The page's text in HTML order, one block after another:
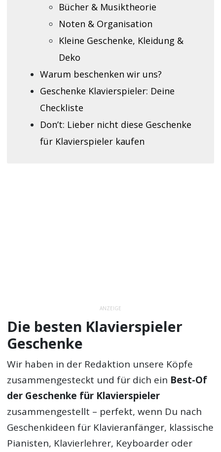
Bücher & Musiktheorie
Noten & Organisation
Kleine Geschenke, Kleidung &
Deko
Warum beschenken wir uns?
Geschenke Klavierspieler: Deine
Checkliste
Don’t: Lieber nicht diese Geschenke
für Klavierspieler kaufen
ANZEIGE
Die besten Klavierspieler
Geschenke
Wir haben in der Redaktion unsere Köpfe
zusammengesteckt und für dich ein Best-Of
der Geschenke für Klavierspieler
zusammengestellt – perfekt, wenn Du nach
Geschenkideen für Klavieranfänger, klassische
Pianisten, Klavierlehrer, Keyboarder oder